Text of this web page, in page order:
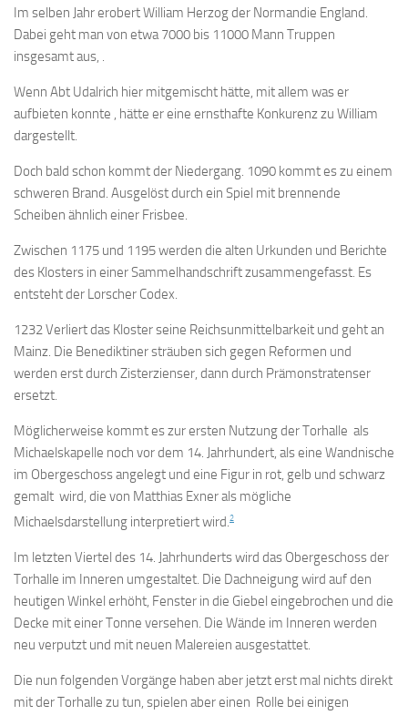
Im selben Jahr erobert William Herzog der Normandie England.
Dabei geht man von etwa 7000 bis 11000 Mann Truppen
insgesamt aus, .
Wenn Abt Udalrich hier mitgemischt hätte, mit allem was er
aufbieten konnte , hätte er eine ernsthafte Konkurenz zu William
dargestellt.
Doch bald schon kommt der Niedergang. 1090 kommt es zu einem
schweren Brand. Ausgelöst durch ein Spiel mit brennende
Scheiben ähnlich einer Frisbee.
Zwischen 1175 und 1195 werden die alten Urkunden und Berichte
des Klosters in einer Sammelhandschrift zusammengefasst. Es
entsteht der Lorscher Codex.
1232 Verliert das Kloster seine Reichsunmittelbarkeit und geht an
Mainz. Die Benediktiner sträuben sich gegen Reformen und
werden erst durch Zisterzienser, dann durch Prämonstratenser
ersetzt.
Möglicherweise kommt es zur ersten Nutzung der Torhalle als
Michaelskapelle noch vor dem 14. Jahrhundert, als eine Wandnische
im Obergeschoss angelegt und eine Figur in rot, gelb und schwarz
gemalt wird, die von Matthias Exner als mögliche
Michaelsdarstellung interpretiert wird.2
Im letzten Viertel des 14. Jahrhunderts wird das Obergeschoss der
Torhalle im Inneren umgestaltet. Die Dachneigung wird auf den
heutigen Winkel erhöht, Fenster in die Giebel eingebrochen und die
Decke mit einer Tonne versehen. Die Wände im Inneren werden
neu verputzt und mit neuen Malereien ausgestattet.
Die nun folgenden Vorgänge haben aber jetzt erst mal nichts direkt
mit der Torhalle zu tun, spielen aber einen Rolle bei einigen